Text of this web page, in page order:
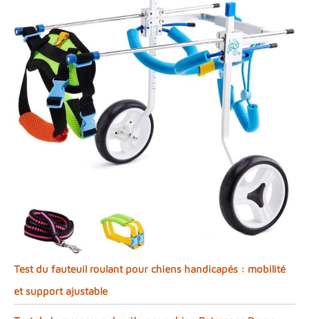
Test du fauteuil roulant pour chiens handicapés : mobilité
et support ajustable